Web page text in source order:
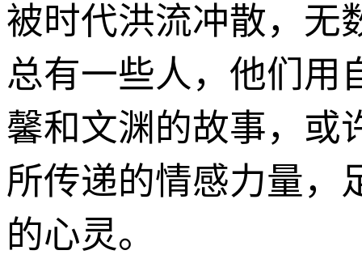
被时代洪流冲散，无
总有一些人，他们用
馨和文渊的故事，或
所传递的情感力量，
的心灵。